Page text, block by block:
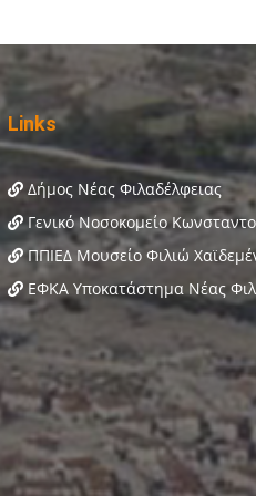
Links
Δήμος Νέας Φιλαδέλφειας
Γενικό Νοσοκομείο
ΠΠΙΕΔ Μουσείο Φιλιώ
ΕΦΚΑ Υποκατάστημα Νέας